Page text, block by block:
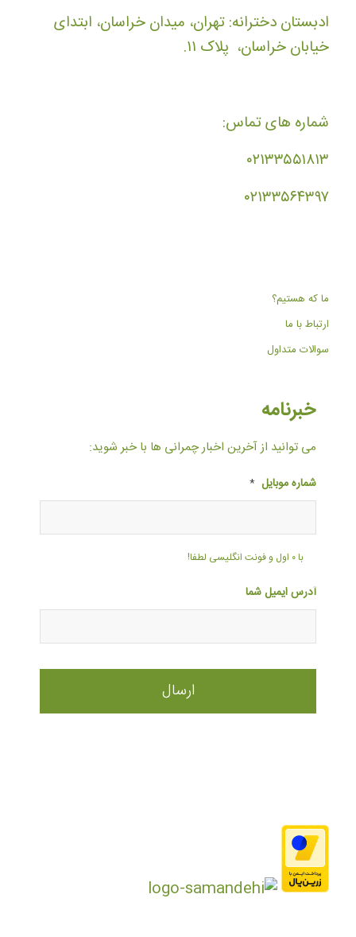
ادبستان دخترانه: تهران، میدان خراسان، ابتدای
خیابان خراسان، پلاک ۱۱.
شماره های تماس:
۰۲۱۳۳۵۵۱۸۱۳
۰۲۱۳۳۵۶۴۳۹۷
ما که هستیم؟
ارتباط با ما
سوالات متداول
خبرنامه
می توانید از آخرین اخبار چمرانی ها با خبر شوید:
شماره موبایل *
با ۰ اول و فونت انگلیسی لطفا!
آدرس ایمیل شما